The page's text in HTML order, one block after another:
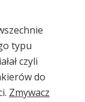
typu
czyli
do
Zmywacz